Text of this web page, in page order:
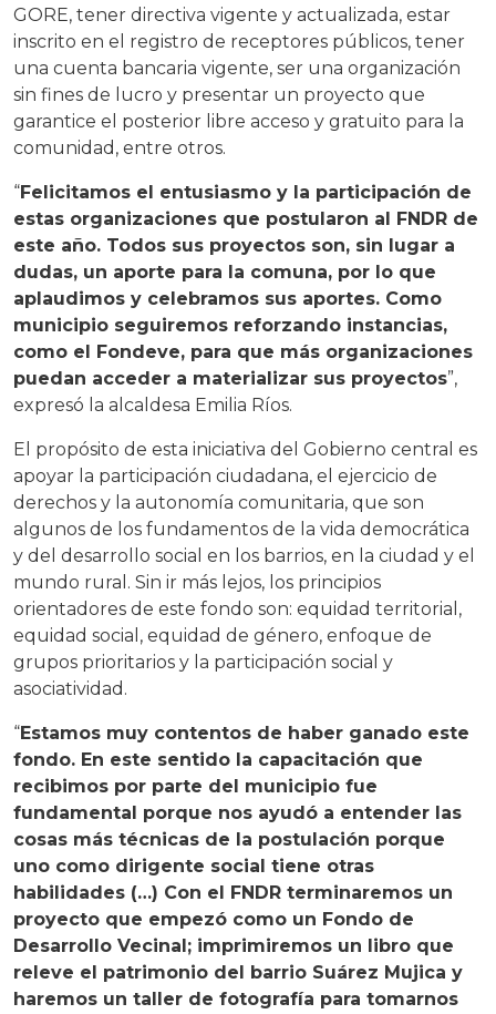
GORE, tener directiva vigente y actualizada, estar
inscrito en el registro de receptores públicos, tener
una cuenta bancaria vigente, ser una organización
sin fines de lucro y presentar un proyecto que
garantice el posterior libre acceso y gratuito para la
comunidad, entre otros.
“Felicitamos el entusiasmo y la participación de
estas organizaciones que postularon al FNDR de
este año. Todos sus proyectos son, sin lugar a
dudas, un aporte para la comuna, por lo que
aplaudimos y celebramos sus aportes. Como
municipio seguiremos reforzando instancias,
como el Fondeve, para que más organizaciones
puedan acceder a materializar sus proyectos”,
expresó la alcaldesa Emilia Ríos.
El propósito de esta iniciativa del Gobierno central es
apoyar la participación ciudadana, el ejercicio de
derechos y la autonomía comunitaria, que son
algunos de los fundamentos de la vida democrática
y del desarrollo social en los barrios, en la ciudad y el
mundo rural. Sin ir más lejos, los principios
orientadores de este fondo son: equidad territorial,
equidad social, equidad de género, enfoque de
grupos prioritarios y la participación social y
asociatividad.
“Estamos muy contentos de haber ganado este
fondo. En este sentido la capacitación que
recibimos por parte del municipio fue
fundamental porque nos ayudó a entender las
cosas más técnicas de la postulación porque
uno como dirigente social tiene otras
habilidades (…) Con el FNDR terminaremos un
proyecto que empezó como un Fondo de
Desarrollo Vecinal; imprimiremos un libro que
releve el patrimonio del barrio Suárez Mujica y
haremos un taller de fotografía para tomarnos